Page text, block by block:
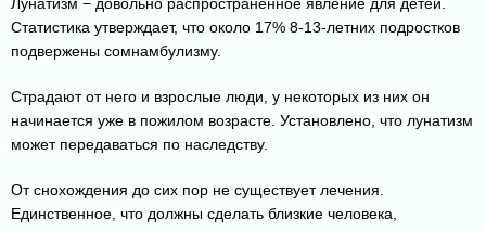
Лунатизм − довольно распространенное явление для детей.
Статистика утверждает, что около 17% 8-13-летних подростков
подвержены сомнамбулизму.
Страдают от него и взрослые люди, у некоторых из них он
начинается уже в пожилом возрасте. Установлено, что лунатизм
может передаваться по наследству.
От снохождения до сих пор не существует лечения.
Единственное, что должны сделать близкие человека,